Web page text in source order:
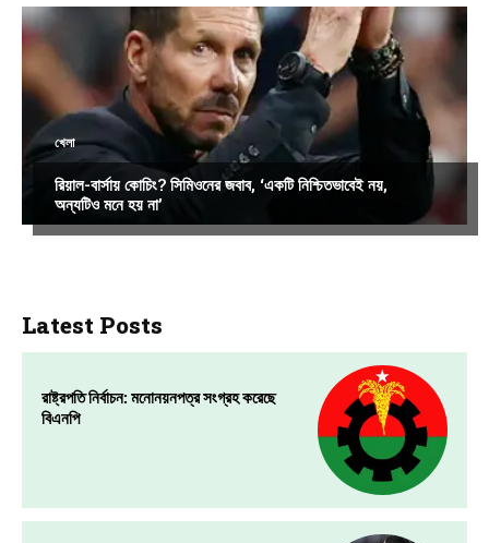
খেলা
রিয়াল-বার্সায় কোচিং? সিমিওনের জবাব, ‘একটি নিশ্চিতভাবেই নয়,
অন্যটিও মনে হয় না’
Latest Posts
রাষ্ট্রপতি নির্বাচন: মনোনয়নপত্র সংগ্রহ করেছে
বিএনপি